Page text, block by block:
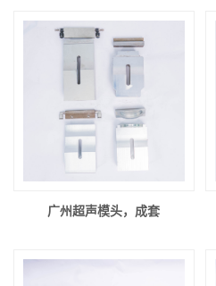
广州超声模头，成套